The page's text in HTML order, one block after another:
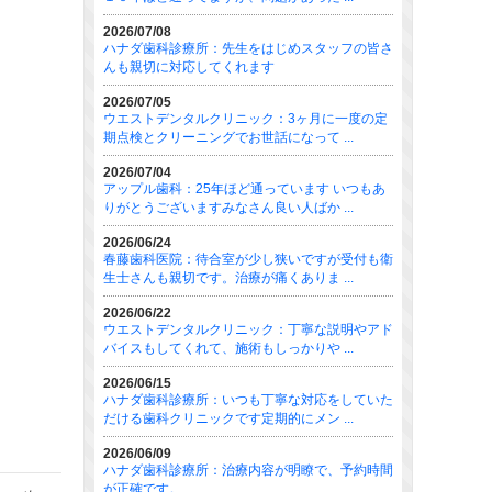
2026/07/08
ハナダ歯科診療所：先生をはじめスタッフの皆さ
んも親切に対応してくれます
2026/07/05
ウエストデンタルクリニック：3ヶ月に一度の定
期点検とクリーニングでお世話になって ...
2026/07/04
アップル歯科：25年ほど通っています いつもあ
りがとうございますみなさん良い人ばか ...
2026/06/24
春藤歯科医院：待合室が少し狭いですが受付も衛
生士さんも親切です。治療が痛くありま ...
2026/06/22
ウエストデンタルクリニック：丁寧な説明やアド
バイスもしてくれて、施術もしっかりや ...
2026/06/15
ハナダ歯科診療所：いつも丁寧な対応をしていた
だける歯科クリニックです定期的にメン ...
2026/06/09
ハナダ歯科診療所：治療内容が明瞭で、予約時間